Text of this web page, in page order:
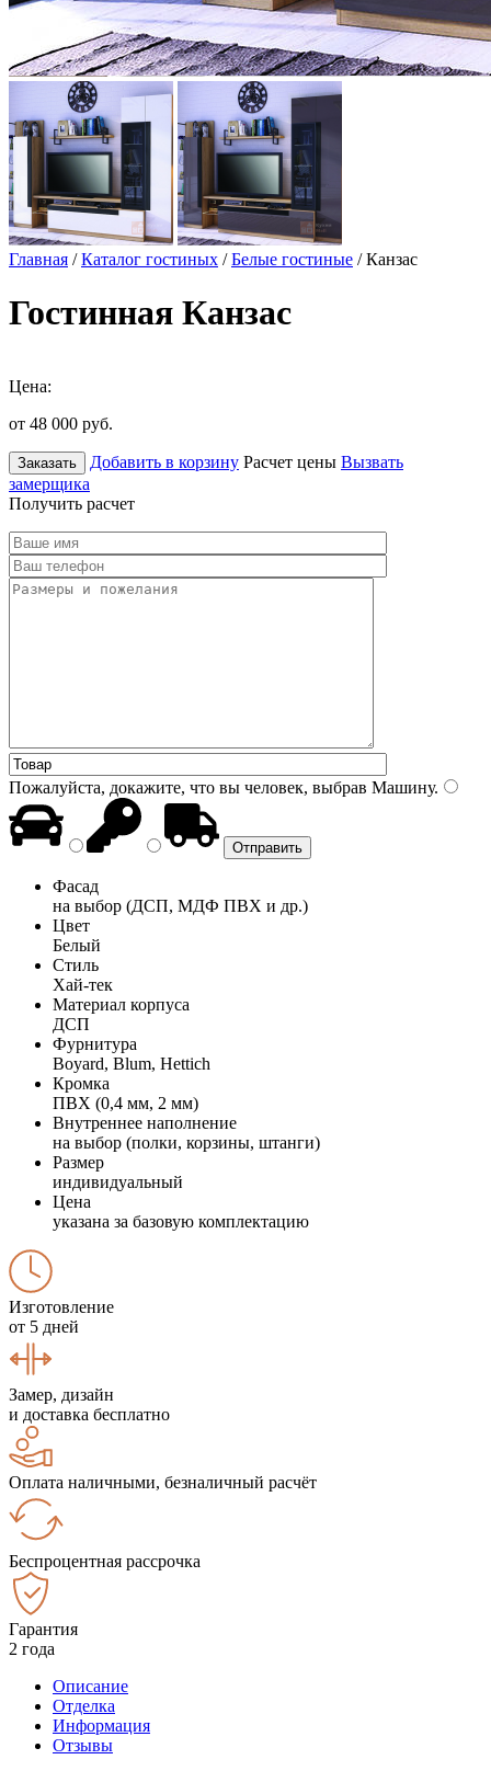
Главная /Каталог гостиных /Белые гостиные / Канзас
Гостинная Канзас
Цена:
от 48 000 руб.
Заказать Добавить в корзину Расчет цены Вызвать
замерщика
Получить расчет
Пожалуйста, докажите, что вы человек, выбрав Машину.
Фасад
на выбор (ДСП, МДФ ПВХ и др.)
Цвет
Белый
Стиль
Хай-тек
Материал корпуса
ДСП
Фурнитура
Boyard, Blum, Hettich
Кромка
ПВХ (0,4 мм, 2 мм)
Внутреннее наполнение
на выбор (полки, корзины, штанги)
Размер
индивидуальный
Цена
указана за базовую комплектацию
Изготовление
от 5 дней
Замер, дизайн
и доставка бесплатно
Оплата наличными, безналичный расчёт
Беспроцентная рассрочка
Гарантия
2 года
Описание
Отделка
Информация
Отзывы